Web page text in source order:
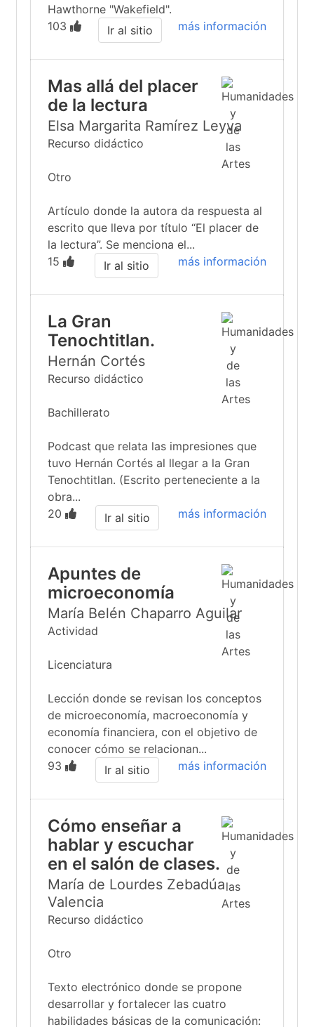
Hawthorne "Wakefield".
103
más información
Ir al sitio
Mas allá del placer
de la lectura
Elsa Margarita Ramírez Leyva
Recurso didáctico
Otro
Artículo donde la autora da respuesta al
escrito que lleva por título “El placer de
la lectura”. Se menciona el...
15
más información
Ir al sitio
La Gran
Tenochtitlan.
Hernán Cortés
Recurso didáctico
Bachillerato
Podcast que relata las impresiones que
tuvo Hernán Cortés al llegar a la Gran
Tenochtitlan. (Escrito perteneciente a la
obra...
20
más información
Ir al sitio
Apuntes de
microeconomía
María Belén Chaparro Aguilar
Actividad
Licenciatura
Lección donde se revisan los conceptos
de microeconomía, macroeconomía y
economía financiera, con el objetivo de
conocer cómo se relacionan...
93
más información
Ir al sitio
Cómo enseñar a
hablar y escuchar
en el salón de clases.
María de Lourdes Zebadúa
Valencia
Recurso didáctico
Otro
Texto electrónico donde se propone
desarrollar y fortalecer las cuatro
habilidades básicas de la comunicación: